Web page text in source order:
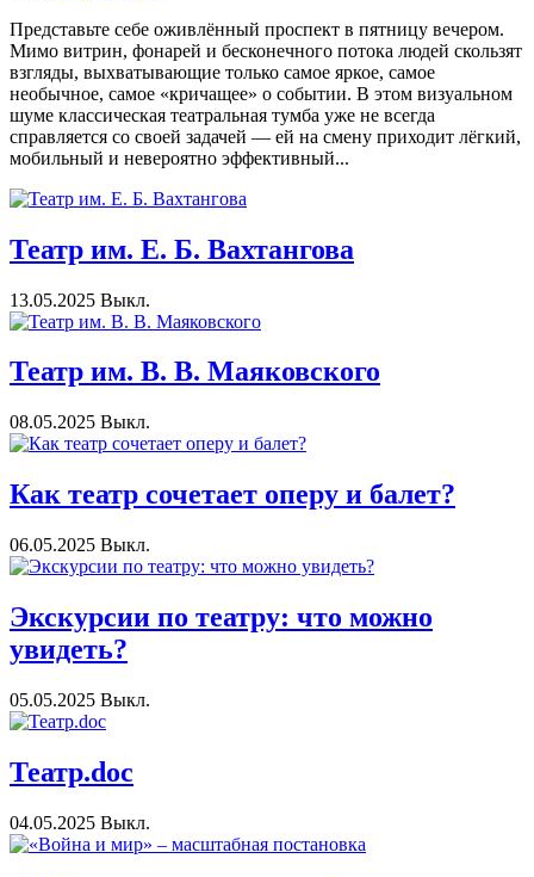
Представьте себе оживлённый проспект в пятницу вечером.
Мимо витрин, фонарей и бесконечного потока людей скользят
взгляды, выхватывающие только самое яркое, самое
необычное, самое «кричащее» о событии. В этом визуальном
шуме классическая театральная тумба уже не всегда
справляется со своей задачей — ей на смену приходит лёгкий,
мобильный и невероятно эффективный...
Театр им. Е. Б. Вахтангова
13.05.2025 Выкл.
Театр им. В. В. Маяковского
08.05.2025 Выкл.
Как театр сочетает оперу и балет?
06.05.2025 Выкл.
Экскурсии по театру: что можно
увидеть?
05.05.2025 Выкл.
Театр.doc
04.05.2025 Выкл.